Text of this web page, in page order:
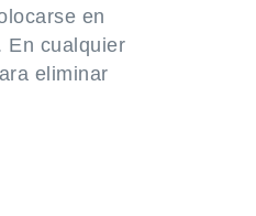
en
En cualquier
eliminar